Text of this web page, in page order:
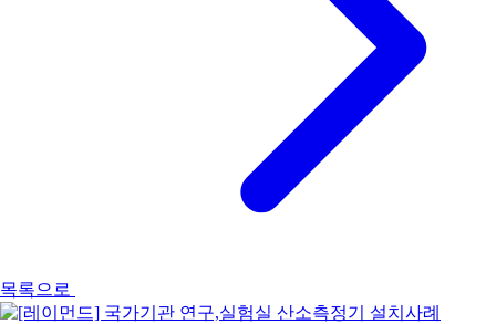
목록으로